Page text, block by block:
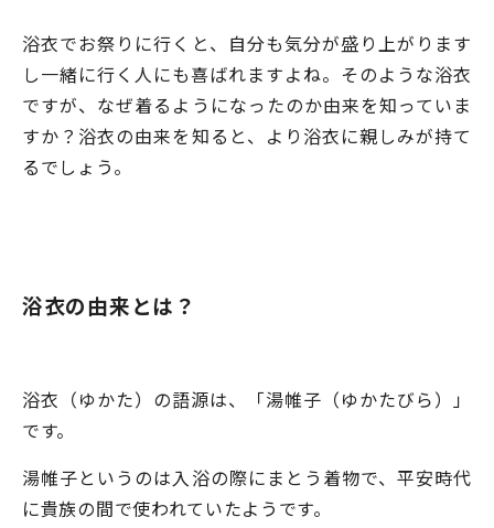
浴衣でお祭りに行くと、自分も気分が盛り上がります
し一緒に行く人にも喜ばれますよね。そのような浴衣
ですが、なぜ着るようになったのか由来を知っていま
すか？浴衣の由来を知ると、より浴衣に親しみが持て
るでしょう。
浴衣の由来とは？
浴衣（ゆかた）の語源は、「湯帷子（ゆかたびら）」
です。
湯帷子というのは入浴の際にまとう着物で、平安時代
に貴族の間で使われていたようです。